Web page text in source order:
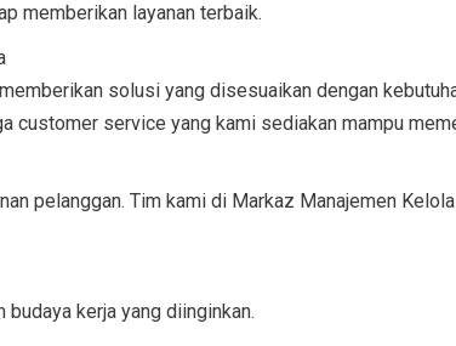
memberikan layanan terbaik.
solusi yang disesuaikan dengan
customer service yang kami sediakan mampu
pelanggan. Tim kami di Markaz Manajemen
kerja yang diinginkan.